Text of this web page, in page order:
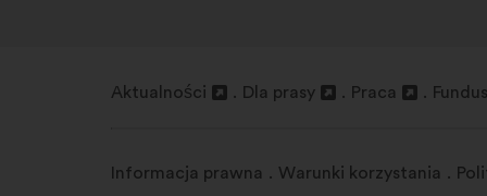
Aktualności
zakładce
Dla prasy
Otwieranie
zakładce
Praca
Otwieranie
zakładce
Informacja prawna Warunki korzystania